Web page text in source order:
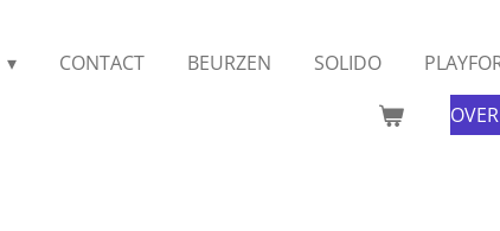
CONTACT BEURZEN SOLIDO